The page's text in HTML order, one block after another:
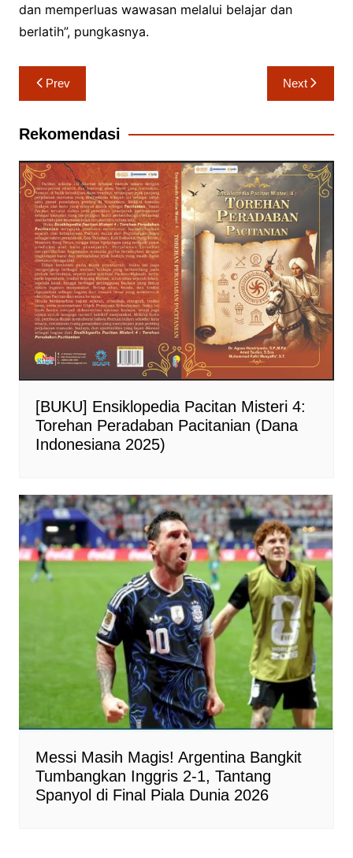
dan memperluas wawasan melalui belajar dan
berlatih”, pungkasnya.
Navigasi
pos
Prev Next
Rekomendasi
[BUKU] Ensiklopedia Pacitan Misteri 4:
Torehan Peradaban Pacitanian (Dana
Indonesiana 2025)
Messi Masih Magis! Argentina Bangkit
Tumbangkan Inggris 2-1, Tantang
Spanyol di Final Piala Dunia 2026